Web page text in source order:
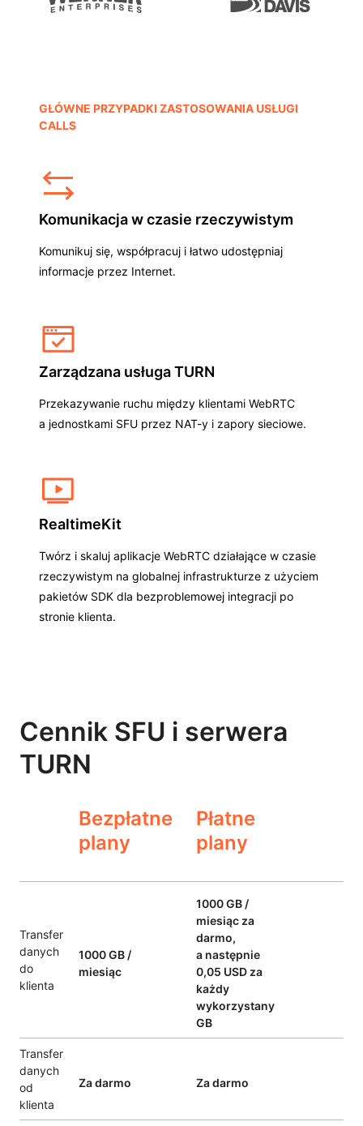
GŁÓWNE PRZYPADKI ZASTOSOWANIA USŁUGI
CALLS
Komunikacja w czasie rzeczywistym
Komunikuj się, współpracuj i łatwo udostępniaj
informacje przez Internet.
Zarządzana usługa TURN
Przekazywanie ruchu między klientami WebRTC
a jednostkami SFU przez NAT-y i zapory sieciowe.
RealtimeKit
Twórz i skaluj aplikacje WebRTC działające w czasie
rzeczywistym na globalnej infrastrukturze z użyciem
pakietów SDK dla bezproblemowej integracji po
stronie klienta.
Cennik SFU i serwera
TURN
Bezpłatne
plany
Płatne
plany
Transfer
danych
do
klienta
1000 GB /
miesiąc
1000 GB /
miesiąc za
darmo,
a następnie
0,05 USD za
każdy
wykorzystany
GB
Transfer
danych
od
klienta
Za darmo Za darmo